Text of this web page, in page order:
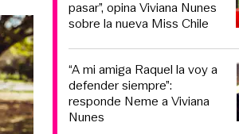
pasar”, opina Viviana Nunes
sobre la nueva Miss Chile
“A mi amiga Raquel la voy a
defender siempre”:
responde Neme a Viviana
Nunes